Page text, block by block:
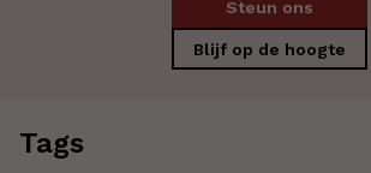
Steun ons
Blijf op de hoogte
Tags